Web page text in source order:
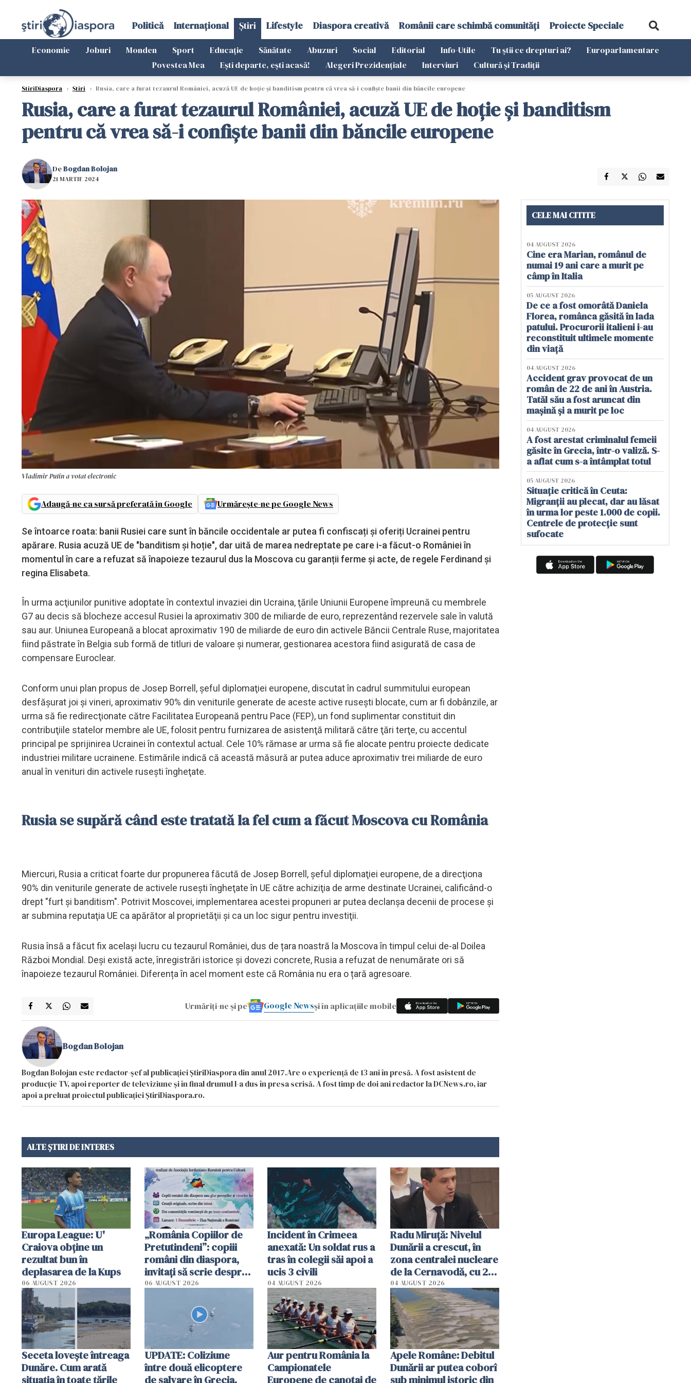
Politică Internațional Știri Lifestyle Diaspora creativă Românii care schimbă comunități Proiecte Speciale
Economie Joburi Monden Sport Educație Sănătate Abuzuri Social Editorial Info-Utile Tu știi ce drepturi ai?
Europarlamentare
Povestea Mea
Ești departe, ești acasă! Alegeri Prezidențiale Interviuri Cultură și Tradiții
StiriDiaspora › Știri › Rusia, care a furat tezaurul României, acuză UE de hoție și banditism pentru că vrea să-i confiște banii din băncile europene
Rusia, care a furat tezaurul României, acuză UE de hoție și banditism
pentru că vrea să-i confiște banii din băncile europene
DeBogdan Bolojan
21 MARTIE 2024
Vladimir Putin a votat electronic
Adaugă-ne ca sursă preferată în Google Urmărește-ne pe Google News
Se întoarce roata: banii Rusiei care sunt în băncile occidentale ar putea fi confiscați și oferiți Ucrainei pentru
apărare. Rusia acuză UE de "banditism și hoție", dar uită de marea nedreptate pe care i-a făcut-o României în
momentul în care a refuzat să înapoieze tezaurul dus la Moscova cu garanții ferme și acte, de regele Ferdinand și
regina Elisabeta.
În urma acţiunilor punitive adoptate în contextul invaziei din Ucraina, ţările Uniunii Europene împreună cu membrele
G7 au decis să blocheze accesul Rusiei la aproximativ 300 de miliarde de euro, reprezentând rezervele sale în valută
sau aur. Uniunea Europeană a blocat aproximativ 190 de miliarde de euro din activele Băncii Centrale Ruse, majoritatea
fiind păstrate în Belgia sub formă de titluri de valoare şi numerar, gestionarea acestora fiind asigurată de casa de
compensare Euroclear.
Conform unui plan propus de Josep Borrell, şeful diplomaţiei europene, discutat în cadrul summitului european
desfăşurat joi şi vineri, aproximativ 90% din veniturile generate de aceste active ruseşti blocate, cum ar fi dobânzile, ar
urma să fie redirecţionate către Facilitatea Europeană pentru Pace (FEP), un fond suplimentar constituit din
contribuţiile statelor membre ale UE, folosit pentru furnizarea de asistenţă militară către ţări terţe, cu accentul
principal pe sprijinirea Ucrainei în contextul actual. Cele 10% rămase ar urma să fie alocate pentru proiecte dedicate
industriei militare ucrainene. Estimările indică că această măsură ar putea aduce aproximativ trei miliarde de euro
anual în venituri din activele ruseşti îngheţate.
Rusia se supără când este tratată la fel cum a făcut Moscova cu România
Miercuri, Rusia a criticat foarte dur propunerea făcută de Josep Borrell, şeful diplomaţiei europene, de a direcţiona
90% din veniturile generate de activele ruseşti îngheţate în UE către achiziţia de arme destinate Ucrainei, calificând-o
drept "furt şi banditism". Potrivit Moscovei, implementarea acestei propuneri ar putea declanşa decenii de procese şi
ar submina reputaţia UE ca apărător al proprietăţii şi ca un loc sigur pentru investiţii.
Rusia însă a făcut fix același lucru cu tezaurul României, dus de țara noastră la Moscova în timpul celui de-al Doilea
Război Mondial. Deși există acte, înregistrări istorice și dovezi concrete, Rusia a refuzat de nenumărate ori să
înapoieze tezaurul României. Diferența în acel moment este că România nu era o țară agresoare.
Urmăriți-ne și pe Google Newsși în aplicațiile mobile
Bogdan Bolojan
Bogdan Bolojan este redactor-șef al publicației ȘtiriDiaspora din anul 2017.Are o experiență de 13 ani în presă. A fost asistent de
producție TV, apoi reporter de televiziune și în final drumul l-a dus în presa scrisă. A fost timp de doi ani redactor la DCNews.ro, iar
apoi a preluat proiectul publicației ȘtiriDiaspora.ro.
ALTE ȘTIRI DE INTERES
Europa League: U'
Craiova obține un
rezultat bun în
deplasarea de la Kups
06 AUGUST 2026
„România Copiilor de
Pretutindeni”: copiii
români din diaspora,
invitați să scrie despre
România într-un volum
06 AUGUST 2026
Incident în Crimeea
anexată: Un soldat rus a
tras în colegii săi apoi a
ucis 3 civili
04 AUGUST 2026
Radu Miruţă: Nivelul
Dunării a crescut, în
zona centralei nucleare
de la Cernavodă, cu 2
cm faţă de ziua trecută
04 AUGUST 2026
Seceta lovește întreaga
Dunăre. Cum arată
situația în toate țările
UPDATE: Coliziune
între două elicoptere
de salvare în Grecia.
Aur pentru România la
Campionatele
Europene de canotaj de
Apele Române: Debitul
Dunării ar putea coborî
sub minimul istoric din
CELE MAI CITITE
04 AUGUST 2026
Cine era Marian, românul de
numai 19 ani care a murit pe
câmp în Italia
05 AUGUST 2026
De ce a fost omorâtă Daniela
Florea, românca găsită în lada
patului. Procurorii italieni i-au
reconstituit ultimele momente
din viață
04 AUGUST 2026
Accident grav provocat de un
român de 22 de ani în Austria.
Tatăl său a fost aruncat din
mașină și a murit pe loc
04 AUGUST 2026
A fost arestat criminalul femeii
găsite în Grecia, într-o valiză. S-
a aflat cum s-a întâmplat totul
05 AUGUST 2026
Situație critică în Ceuta:
Migranții au plecat, dar au lăsat
în urma lor peste 1.000 de copii.
Centrele de protecție sunt
sufocate